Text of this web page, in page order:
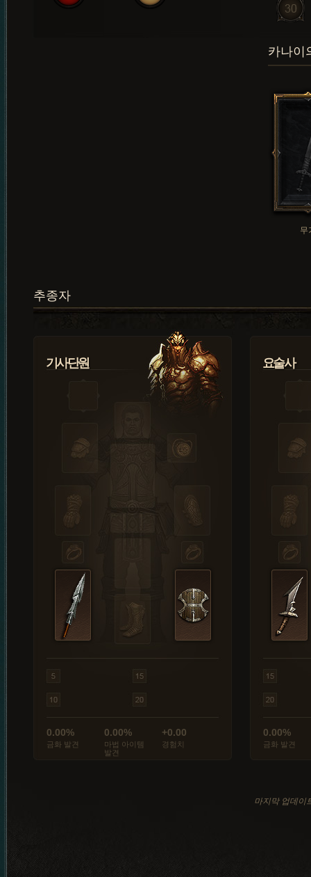
카나이
무
추종자
기사단원
0.00%
금화 발견
0.00%
마법 아이템
발견
+0.00
경험치
요술사
0.00%
금화 발견
마지막 업데이